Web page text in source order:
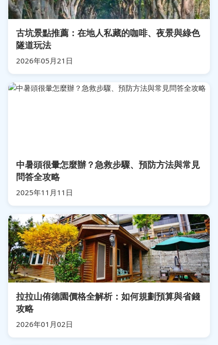
古坑景點推薦：在地人私藏的咖啡、夜景與綠色
隧道玩法
2026年05月21日
中暑頭很暈怎麼辦？急救步驟、預防方法與常見
問答全攻略
2025年11月11日
拉拉山侑德園價格全解析：如何規劃預算與省錢
攻略
2026年01月02日